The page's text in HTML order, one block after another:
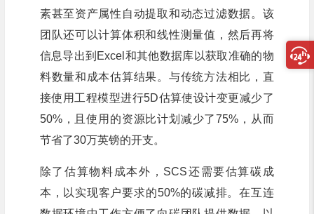
素甚至资产属性自动提取和动态过滤数据。该
团队还可以计算体积和线性测量值，然后再将
信息导出到Excel和其他数据库以获取准确的物
料数量和成本估算结果。与传统方法相比，直
接使用工程模型进行5D估算使设计变更减少了
50%，且使用的资源比计划减少了75%，从而
节省了30万英镑的开支。
除了估算物料成本外，SCS还需要估算碳成
本，以实现客户要求的50%的碳减排。在互连